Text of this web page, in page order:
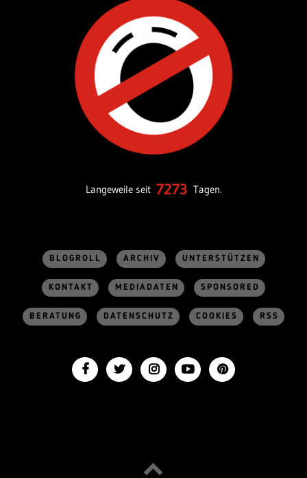
Langeweile seit 7273 Tagen.
BLOGROLL ARCHIV UNTERSTÜTZEN
KONTAKT MEDIADATEN SPONSORED
BERATUNG DATENSCHUTZ COOKIES RSS